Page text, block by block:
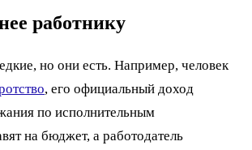
работнику
но они есть. Например, человек
, его официальный доход
по исполнительным
на бюджет, а работодатель